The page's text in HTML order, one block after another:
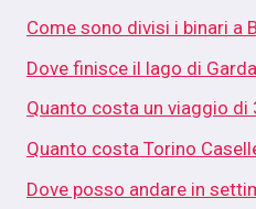
Come sono divisi i binari a
Dove finisce il lago di
Quanto costa un viaggio di
Quanto costa Torino
Dove posso andare in